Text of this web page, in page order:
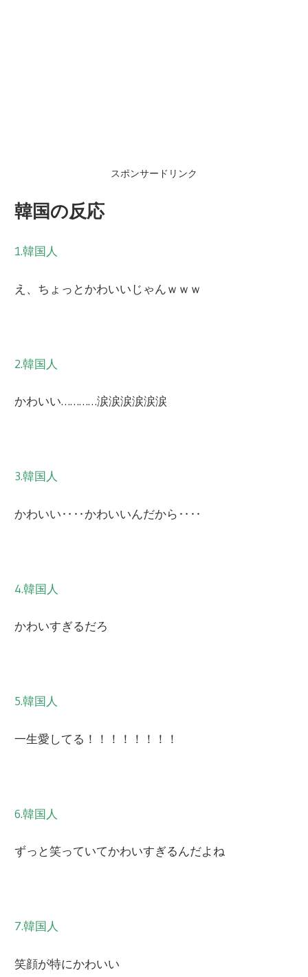
スポンサードリンク
韓国の反応
1.韓国人
え、ちょっとかわいいじゃんｗｗｗ
2.韓国人
かわいい…………涙涙涙涙涙涙
3.韓国人
かわいい‥‥かわいいんだから‥‥
4.韓国人
かわいすぎるだろ
5.韓国人
一生愛してる！！！！！！！！
6.韓国人
ずっと笑っていてかわいすぎるんだよね
7.韓国人
笑顔が特にかわいい